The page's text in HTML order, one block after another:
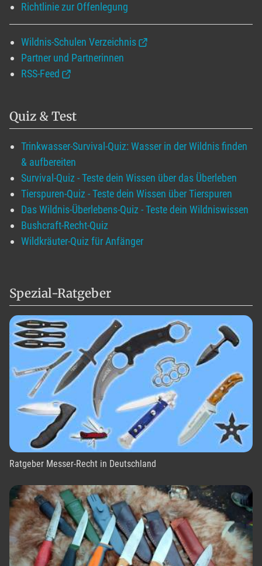
Richtlinie zur Offenlegung
Wildnis-Schulen Verzeichnis
Partner und Partnerinnen
RSS-Feed
Quiz & Test
Trinkwasser-Survival-Quiz: Wasser in der Wildnis finden
& aufbereiten
Survival-Quiz - Teste dein Wissen über das Überleben
Tierspuren-Quiz - Teste dein Wissen über Tierspuren
Das Wildnis-Überlebens-Quiz - Teste dein Wildniswissen
Bushcraft-Recht-Quiz
Wildkräuter-Quiz für Anfänger
Spezial-Ratgeber
Ratgeber Messer-Recht in Deutschland